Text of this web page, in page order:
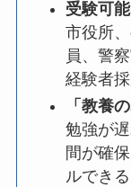
受験可
市役所
員、警
経験者
「教養
勉強が
間が確
ルでき